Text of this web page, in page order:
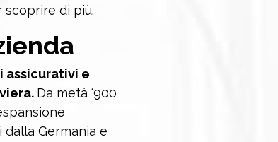
scoprire di più.
assicurativi e
Da metà ‘900
Germania e